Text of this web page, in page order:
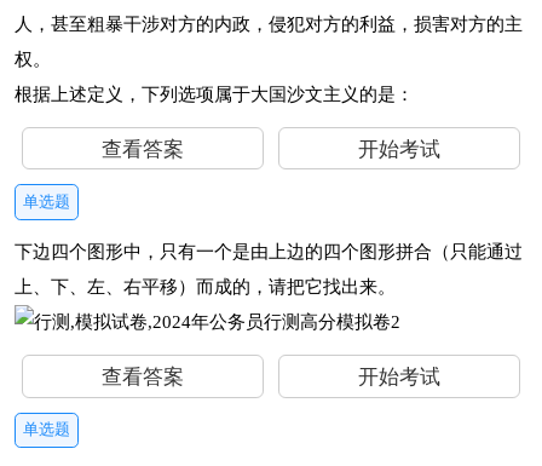
人，甚至粗暴干涉对方的内政，侵犯对方的利益，损害对方的主
权。
根据上述定义，下列选项属于大国沙文主义的是：
查看答案 开始考试
单选题
下边四个图形中，只有一个是由上边的四个图形拼合（只能通过
上、下、左、右平移）而成的，请把它找出来。
查看答案 开始考试
单选题